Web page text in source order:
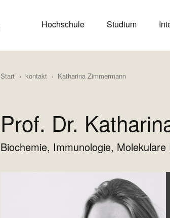
HAUPTMENÜ
Hochschule Studium
Start kontakt Katharina Zimmermann
Prof. Dr.
Biochemie, Immunologie,